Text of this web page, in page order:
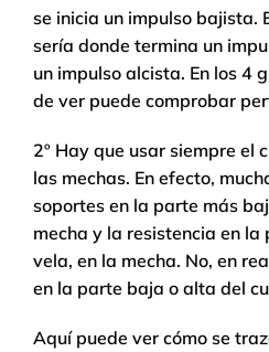
se inicia un impulso bajista.
sería donde termina un
un impulso alcista. En los 4
de ver puede comprobar
2º Hay que usar siempre el
las mechas. En efecto,
soportes en la parte más
mecha y la resistencia en
vela, en la mecha. No, en
en la parte baja o alta del
Aquí puede ver cómo se